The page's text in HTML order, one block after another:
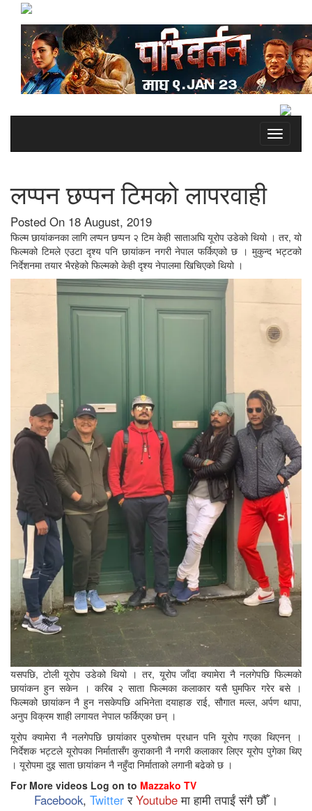
Toggle
लप्पन छप्पन टिमको लापरवाही
Posted On 18 August, 2019
फिल्म छायांकनका लागि लप्पन छप्पन २ टिम केही साताअघि यूरोप उडेको थियो । तर, यो
फिल्मको टिमले एउटा दृश्य पनि छायांकन नगरी नेपाल फर्किएको छ । मुकुन्द भट्टको
निर्देशनमा तयार भैरहेको फिल्मको केही दृश्य नेपालमा खिचिएको थियो ।
यसपछि, टोली यूरोप उडेको थियो । तर, यूरोप जाँदा क्यामेरा नै नलगेपछि फिल्मको
छायांकन हुन सकेन । करिब २ साता फिल्मका कलाकार यसै घुमफिर गरेर बसे ।
फिल्मको छायांकन नै हुन नसकेपछि अभिनेता दयाहाङ राई, सौगात मल्ल, अर्पण थापा,
अनुप विक्रम शाही लगायत नेपाल फर्किएका छन् ।
यूरोप क्यामेरा नै नलगेपछि छायांकार पुरुषोत्तम प्रधान पनि यूरोप गएका थिएनन् ।
निर्देशक भट्टले यूरोपका निर्मातासँग कुराकानी नै नगरी कलाकार लिएर यूरोप पुगेका थिए
। यूरोपमा दुइ साता छायांकन नै नहुँदा निर्माताको लगानी बढेको छ ।
For More videos Log on to Mazzako TV
Facebook, TwitterरYoutubeमा हामी तपाईं संगै छौँ ।